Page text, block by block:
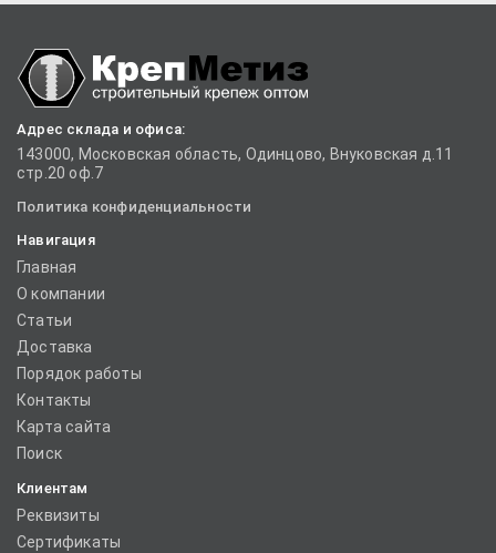
Адрес склада и офиса:
143000, Московская область, Одинцово, Внуковская д.11
стр.20 оф.7
Политика конфиденциальности
Навигация
Главная
О компании
Статьи
Доставка
Порядок работы
Контакты
Карта сайта
Поиск
Клиентам
Реквизиты
Сертификаты